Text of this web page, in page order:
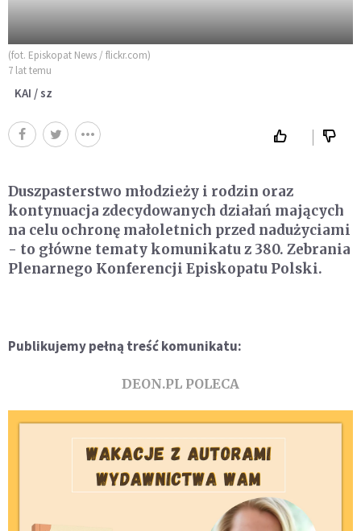
(fot. Episkopat News / flickr.com)
7 lat temu
KAI / sz
Duszpasterstwo młodzieży i rodzin oraz
kontynuacja zdecydowanych działań mających
na celu ochronę małoletnich przed nadużyciami
- to główne tematy komunikatu z 380. Zebrania
Plenarnego Konferencji Episkopatu Polski.
Publikujemy pełną treść komunikatu:
DEON.PL POLECA